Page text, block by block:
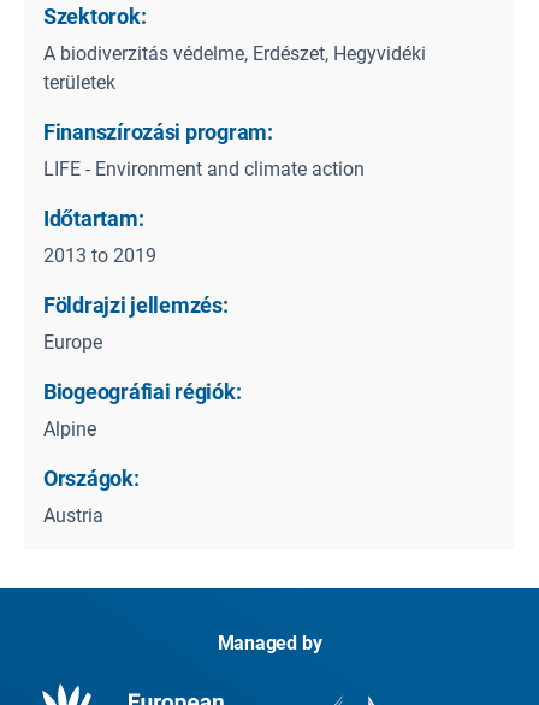
Szektorok:
A biodiverzitás védelme, Erdészet, Hegyvidéki
területek
Finanszírozási program:
LIFE - Environment and climate action
Időtartam:
2013 to 2019
Földrajzi jellemzés:
Europe
Biogeográfiai régiók:
Alpine
Országok:
Austria
Managed by